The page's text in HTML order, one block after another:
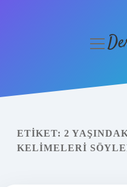
Yasal Uyarı
menüyü
ETIKET: 2
KELIMELERI